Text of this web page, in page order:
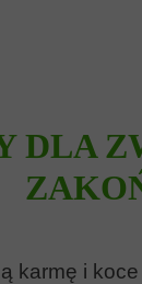
karmę i koce
DLA